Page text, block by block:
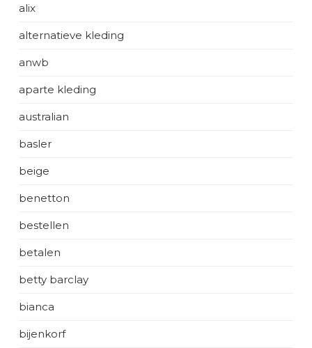
alix
alternatieve kleding
anwb
aparte kleding
australian
basler
beige
benetton
bestellen
betalen
betty barclay
bianca
bijenkorf